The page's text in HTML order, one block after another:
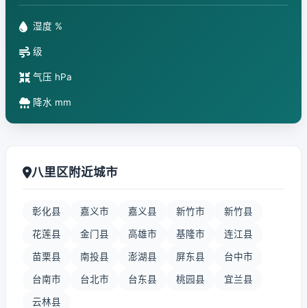
湿度 %
级
气压 hPa
降水 mm
八里区附近城市
彰化县 嘉义市 嘉义县 新竹市 新竹县
花莲县 金门县 高雄市 基隆市 连江县
苗栗县 南投县 澎湖县 屏东县 台中市
台南市 台北市 台东县 桃园县 宜兰县
云林县